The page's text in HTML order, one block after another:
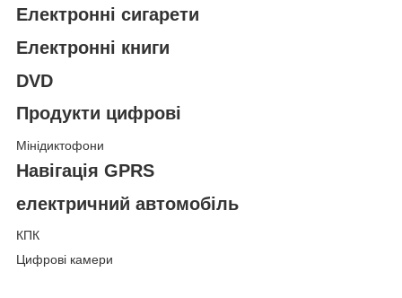
Електронні сигарети
Електронні книги
DVD
Продукти цифрові
Мінідиктофони
Навігація GPRS
електричний автомобіль
КПК
Цифрові камери